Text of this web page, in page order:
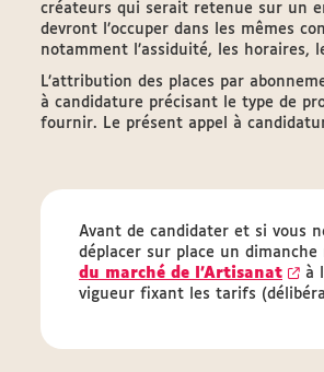
créateurs qui serait retenue sur un
devront l’occuper dans les mêmes
notamment l’assiduité, les horaires,
L’attribution des places par
à candidature précisant le type de
fournir. Le présent appel à
Avant de candidater et si vous
déplacer sur place un
du marché de l’Artisanat
à
vigueur fixant les tarifs